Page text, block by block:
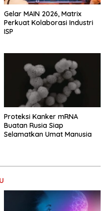
Gelar MAIN 2026, Matrix
Perkuat Kolaborasi Industri
ISP
Proteksi Kanker mRNA
Buatan Rusia Siap
Selamatkan Umat Manusia